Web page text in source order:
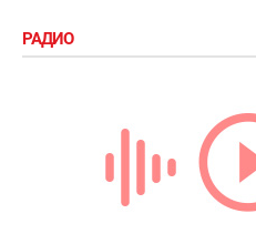
РАДИО